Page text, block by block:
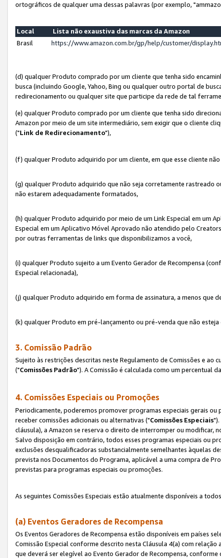
ortográficos de qualquer uma dessas palavras (por exemplo,
Local
Lista não exaustiva das marcas da Amazon
Brasil
https://www.amazon.com.br/gp/help/customer/
(d) qualquer Produto comprado por um cliente que tenha sido
busca (incluindo Google, Yahoo, Bing ou qualquer outro portal de
redirecionamento ou qualquer site que participe da rede de tal
(e) qualquer Produto comprado por um cliente que tenha sido
Amazon por meio de um site intermediário, sem exigir que o cliente
("Link de Redirecionamento"),
(f) qualquer Produto adquirido por um cliente, em que esse cliente
(g) qualquer Produto adquirido que não seja corretamente rastreado
não estarem adequadamente formatados,
(h) qualquer Produto adquirido por meio de um Link Especial em um
Especial em um Aplicativo Móvel Aprovado não atendido pelo
por outras ferramentas de links que disponibilizamos a você,
(i) qualquer Produto sujeito a um Evento Gerador de Recompensa
Especial relacionada),
(j) qualquer Produto adquirido em forma de assinatura, a menos que
(k) qualquer Produto em pré-lançamento ou pré-venda que não
3. Comissão Padrão
Sujeito às restrições descritas neste Regulamento de Comissões e ao
("Comissões Padrão"). A Comissão é calculada como um percentual
4. Comissões Especiais ou Promoções
Periodicamente, poderemos promover programas especiais gerais
receber comissões adicionais ou alternativas ("Comissões Especiais
cláusula), a Amazon se reserva o direito de interromper ou
Salvo disposição em contrário, todos esses programas especiais ou
exclusões desqualificadoras substancialmente semelhantes àquelas
prevista nos Documentos do Programa, aplicável a uma compra de
previstas para programas especiais ou promoções.
As seguintes Comissões Especiais estão atualmente disponíveis a
(a) Eventos Geradores de Recompensa
Os Eventos Geradores de Recompensa estão disponíveis em países
Comissão Especial conforme descrito nesta Cláusula 4(a) com relação
que deverá ser elegível ao Evento Gerador de Recompensa,